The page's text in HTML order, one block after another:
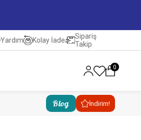
Yardım Kolay İade
Sipariş
Takip
0
Blog İndirim!